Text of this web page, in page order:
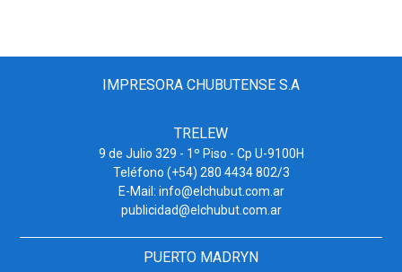
IMPRESORA CHUBUTENSE S.A
TRELEW
9 de Julio 329 - 1º Piso - Cp U-9100H
Teléfono (+54) 280 4434 802/3
E-Mail: info@elchubut.com.ar
publicidad@elchubut.com.ar
PUERTO MADRYN